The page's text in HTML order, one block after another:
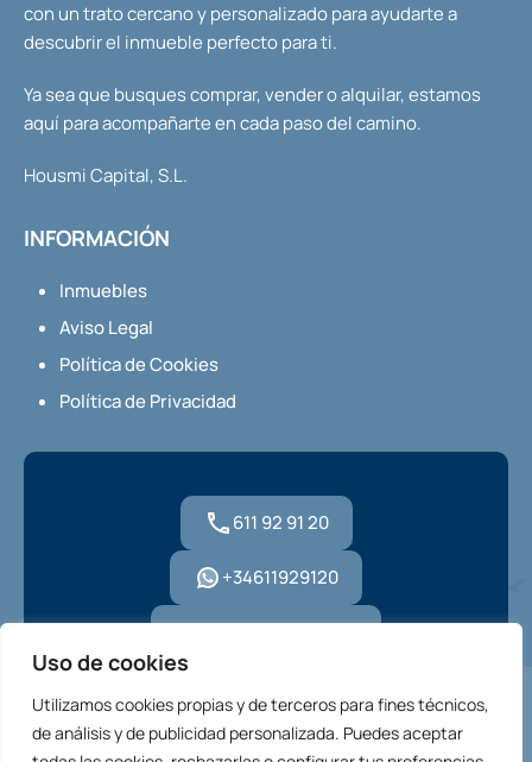
Uso de cookies
Utilizamos cookies propias y de terceros para fines técnicos,
de análisis y de publicidad personalizada. Puedes aceptar
con un trato cercano y personalizado para ayudarte a
descubrir el inmueble perfecto para ti.
Ya sea que busques comprar, vender o alquilar, estamos
aquí para acompañarte en cada paso del camino.
Housmi Capital, S.L.
INFORMACIÓN
Inmuebles
Aviso Legal
Política de Cookies
Política de Privacidad
611 92 91 20
+34611929120